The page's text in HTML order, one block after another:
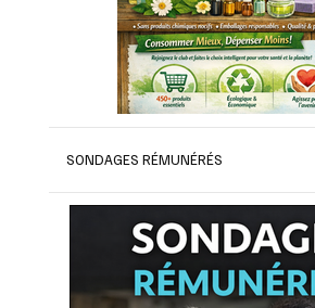
SONDAGES RÉMUNÉRÉS